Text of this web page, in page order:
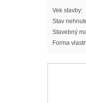
Vek stavby:
Stav
Stavebný
Forma